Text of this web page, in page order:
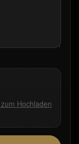
Hochladen